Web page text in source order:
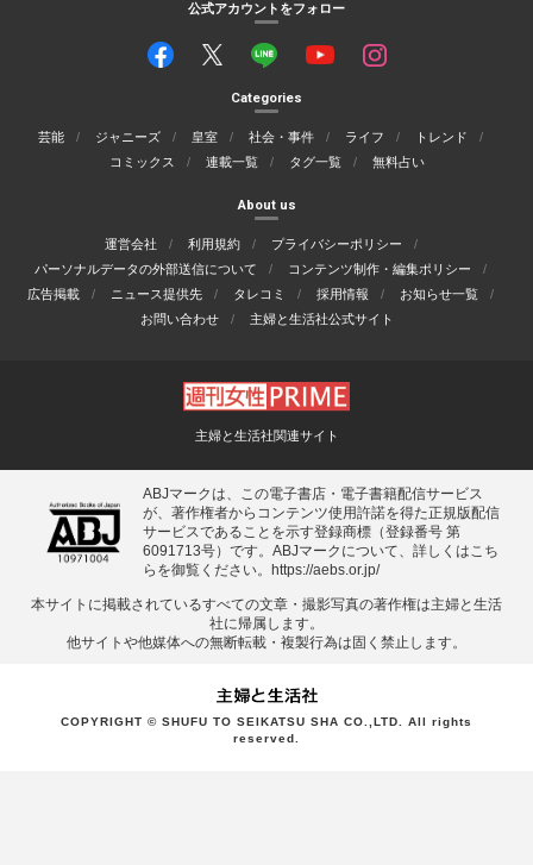
公式アカウントをフォロー
Categories
芸能 ジャニーズ 皇室 社会・事件 ライフ
トレンド
コミックス
連載一覧 タグ一覧 無料占い
About us
運営会社 利用規約
プライバシーポリシー
パーソナルデータの外部送信について
コンテンツ制作・編集ポリシー
広告掲載
ニュース提供先 タレコミ 採用情報
お知らせ一覧
お問い合わせ
主婦と生活社公式サイト
主婦と生活社関連サイト
ABJマークは、この電子書店・電子書籍配信サービス
が、著作権者からコンテンツ使用許諾を得た正規版配信
サービスであることを示す登録商標（登録番号 第
6091713号）です。ABJマークについて、詳しくはこち
らを御覧ください。
https://aebs.or.jp/
本サイトに掲載されているすべての⽂章・撮影写真の著作権は主婦と⽣活
社に帰属します。
他サイトや他媒体への無断転載・複製⾏為は固く禁⽌します。
COPYRIGHT © SHUFU TO SEIKATSU SHA CO.,LTD. All rights
reserved.